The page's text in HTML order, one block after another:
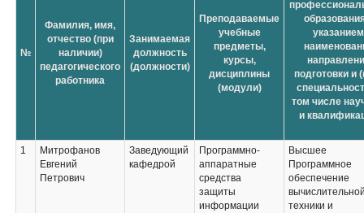
№
Фамилия, имя,
отчество (при
наличии)
педагогического
работника
Занимаемая
должность
(должности)
Преподаваемые
учебные
предметы,
курсы,
дисциплины
(модули)
указанием
подготовки и
том числе
и
1
Митрофанов
Евгений
Петрович
Заведующий
кафедрой
Программно-
аппаратные
средства
защиты
информации
Высшее
Программное
обеспечение
техники и